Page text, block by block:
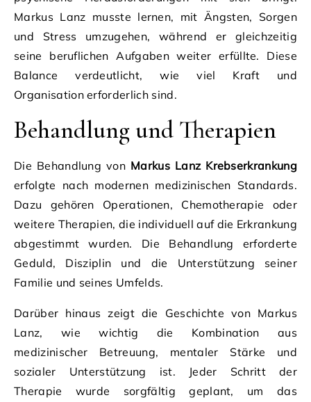
Markus Lanz musste lernen, mit Ängsten, Sorgen
und Stress umzugehen, während er gleichzeitig
seine beruflichen Aufgaben weiter erfüllte. Diese
Balance verdeutlicht, wie viel Kraft und
Organisation erforderlich sind.
Behandlung und Therapien
Die Behandlung von Markus Lanz Krebserkrankung
erfolgte nach modernen medizinischen Standards.
Dazu gehören Operationen, Chemotherapie oder
weitere Therapien, die individuell auf die Erkrankung
abgestimmt wurden. Die Behandlung erforderte
Geduld, Disziplin und die Unterstützung seiner
Familie und seines Umfelds.
Darüber hinaus zeigt die Geschichte von Markus
Lanz, wie wichtig die Kombination aus
medizinischer Betreuung, mentaler Stärke und
sozialer Unterstützung ist. Jeder Schritt der
Therapie wurde sorgfältig geplant, um das